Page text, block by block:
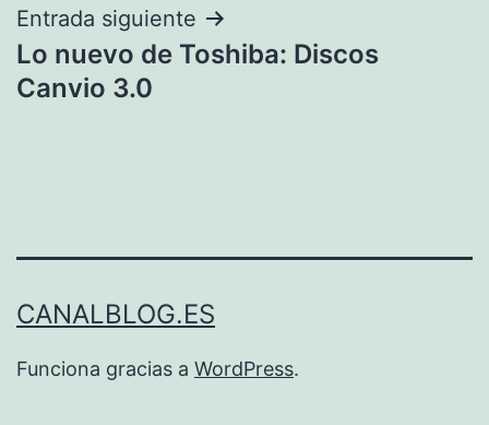
entradas
Entrada siguiente
Lo nuevo de Toshiba: Discos
Canvio 3.0
CANALBLOG.ES
Funciona gracias a WordPress.